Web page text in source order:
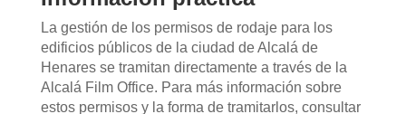
La gestión de los permisos de rodaje para los
edificios públicos de la ciudad de Alcalá de
Henares se tramitan directamente a través de la
Alcalá Film Office. Para más información sobre
estos permisos y la forma de tramitarlos, consultar